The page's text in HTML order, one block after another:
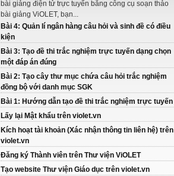
bài giảng điện tử trực tuyến bằng công cụ soạn thảo
bài giảng ViOLET, bạn...
Bài 4: Quản lí ngân hàng câu hỏi và sinh đề có điều
kiện
Bài 3: Tạo đề thi trắc nghiệm trực tuyến dạng chọn
một đáp án đúng
Bài 2: Tạo cây thư mục chứa câu hỏi trắc nghiệm
đồng bộ với danh mục SGK
Bài 1: Hướng dẫn tạo đề thi trắc nghiệm trực tuyến
Lấy lại Mật khẩu trên violet.vn
Kích hoạt tài khoản (Xác nhận thông tin liên hệ) trên
violet.vn
Đăng ký Thành viên trên Thư viện ViOLET
Tạo website Thư viện Giáo dục trên violet.vn